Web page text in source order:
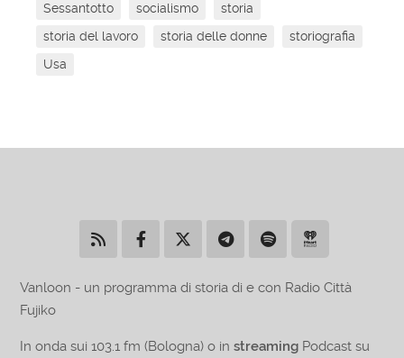
Sessantotto
socialismo
storia
storia del lavoro
storia delle donne
storiografia
Usa
Vanloon - un programma di storia di e con Radio Città
Fujiko
In onda sui 103.1 fm (Bologna) o instreaming Podcast su